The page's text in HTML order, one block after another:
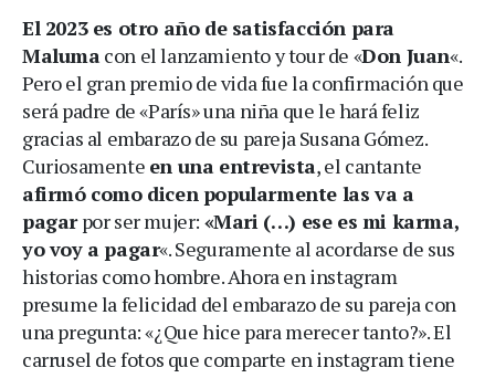
El 2023 es otro año de satisfacción para
Malumacon el lanzamiento y tour de «Don Juan«.
Pero el gran premio de vida fue la confirmación que
será padre de «París» una niña que le hará feliz
gracias al embarazo de su pareja Susana Gómez.
Curiosamente en una entrevista, el cantante
afirmó como dicen popularmente las va a
pagarpor ser mujer: «Mari (…) ese es mi karma,
yo voy a pagar«. Seguramente al acordarse de sus
historias como hombre. Ahora en instagram
presume la felicidad del embarazo de su pareja con
una pregunta: «¿Que hice para merecer tanto?». El
carrusel de fotos que comparte en instagram tiene